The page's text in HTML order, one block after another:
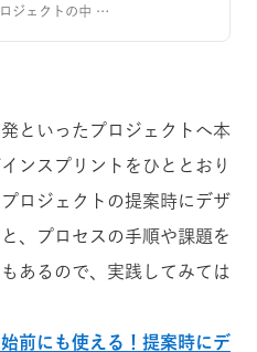
ジェクトの中 …
といったプロジェクトへ本
ンスプリントをひととおり
ロジェクトの提案時にデザ
、プロセスの手順や課題を
あるので、実践してみては
前にも使える！提案時にデ